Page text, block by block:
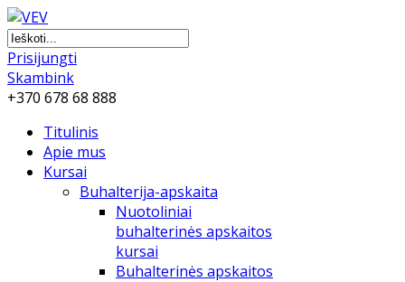
Prisijungti
Skambink
+370 678 68 888
Titulinis
Apie mus
Kursai
Buhalterija-apskaita
Nuotoliniai
buhalterinės apskaitos
kursai
Buhalterinės apskaitos